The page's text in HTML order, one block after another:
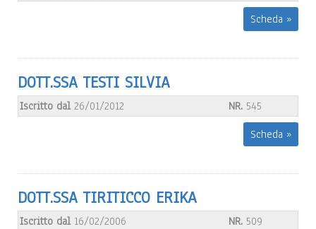
Scheda »
DOTT.SSA TESTI SILVIA
Iscritto dal 26/01/2012 NR. 545
Scheda »
DOTT.SSA TIRITICCO ERIKA
Iscritto dal 16/02/2006 NR. 509